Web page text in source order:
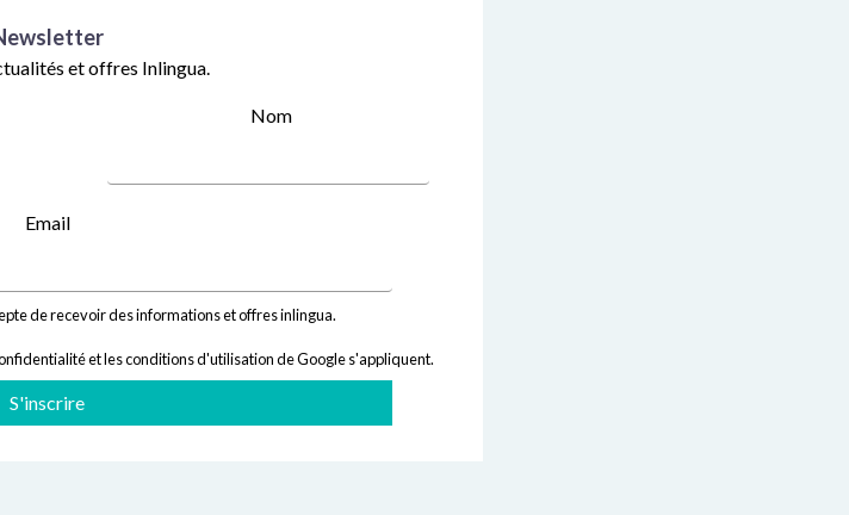
et offres Inlingua.
Nom
Email
de recevoir des informations et offres inlingua.
etles conditions d'utilisationde Google s'appliquent.
S'inscrire